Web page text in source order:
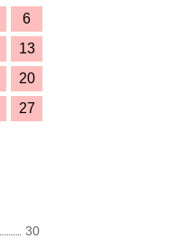
6
13
20
27
30